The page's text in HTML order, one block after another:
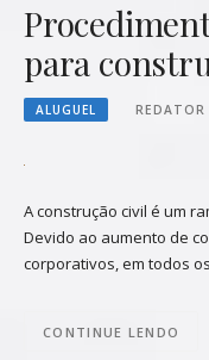
para
ALUGUEL REDATOR
A construção civil é um
Devido ao aumento de
corporativos, em todos
CONTINUE LENDO